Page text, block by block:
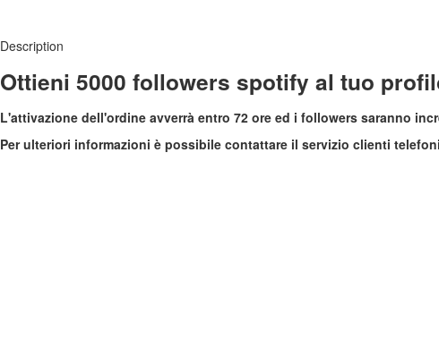
Description
Ottieni 5000 followers spotify al tuo
L'attivazione dell'ordine avverrà entro 72 ore ed i followers saranno
Per ulteriori informazioni è possibile contattare il servizio clienti